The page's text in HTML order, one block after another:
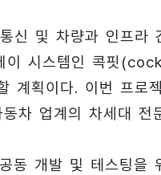
신 및 차량과 인프라
이 시스템인 콕핏
계획이다. 이번 프로
차 업계의 차세대 전
개발 및 테스팅을